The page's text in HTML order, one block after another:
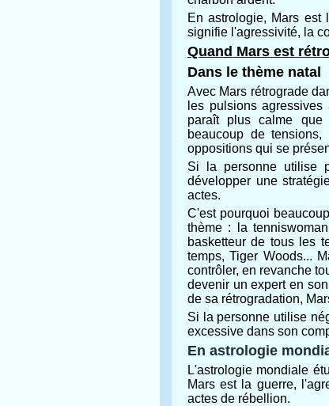
En astrologie, Mars est
signifie l'agressivité, la
Quand Mars est
Dans le thème natal
Avec Mars rétrograde
les pulsions agressives
paraît plus calme que
beaucoup de
oppositions qui se
Si la personne utilise
développer une
actes.
C'est pourquoi
thème : la
basketteur de tous les
temps, Tiger Woods...
contrôler, en revanche
devenir un expert en
de sa rétrogradation,
Si la personne utilise
excessive dans son
En astrologie
L'astrologie mondiale
Mars est la guerre,
actes de rébellion.